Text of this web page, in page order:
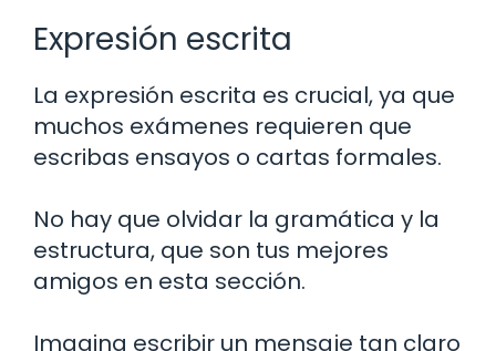
Expresión escrita
La expresión escrita es crucial, ya que
muchos exámenes requieren que
escribas ensayos o cartas formales.
No hay que olvidar la gramática y la
estructura, que son tus mejores
amigos en esta sección.
Imagina escribir un mensaje tan claro